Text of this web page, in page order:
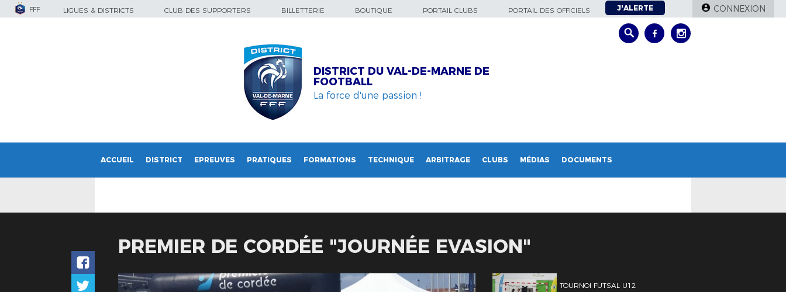
FFF LIGUES & DISTRICTS CLUB DES SUPPORTERS BILLETTERIE BOUTIQUE PORTAIL CLUBS PORTAIL DES OFFICIELS J'ALERTE CONNEXION
DISTRICT DU VAL-DE-MARNE DE
FOOTBALL
La force d'une passion !
ACCUEIL DISTRICT EPREUVES PRATIQUES FORMATIONS TECHNIQUE ARBITRAGE CLUBS MÉDIAS DOCUMENTS
PREMIER DE CORDÉE "JOURNÉE EVASION"
TOURNOI FUTSAL U12